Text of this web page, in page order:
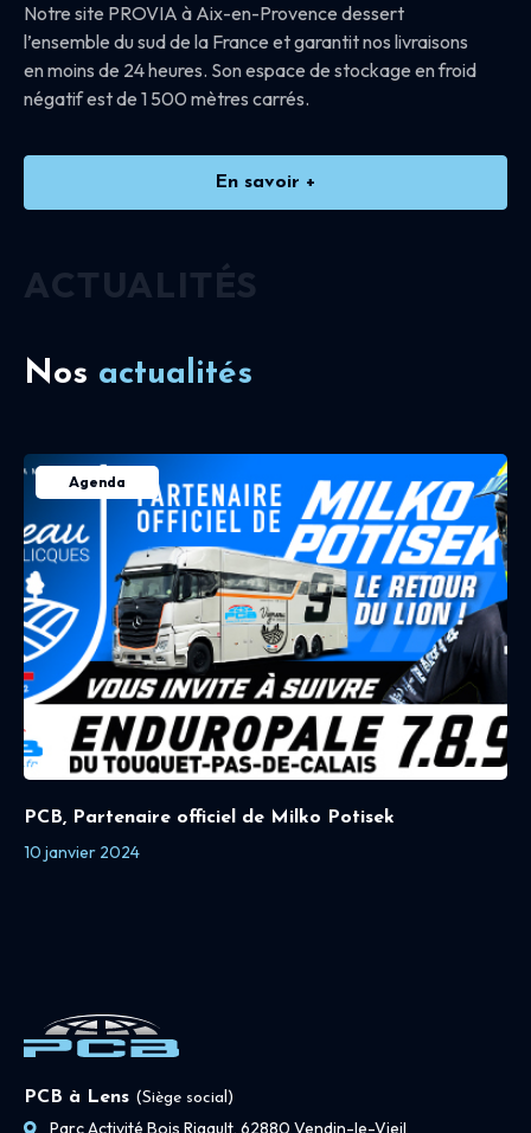
Notre site PROVIA à Aix-en-Provence dessert
l’ensemble du sud de la France et garantit nos livraisons
en moins de 24 heures. Son espace de stockage en froid
négatif est de 1 500 mètres carrés.
En savoir +
ACTUALITÉS
Nos actualités
Agenda
PCB, Partenaire officiel de Milko Potisek
10 janvier 2024
PCB à Lens (Siège social)
Parc Activité Bois Rigault, 62880 Vendin-le-Vieil